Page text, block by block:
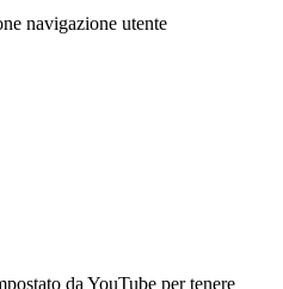
navigazione utente
da YouTube per tenere